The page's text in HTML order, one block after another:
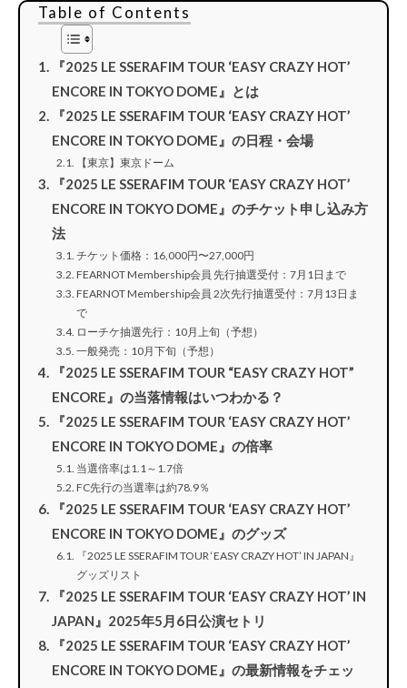
Table of Contents
『2025 LE SSERAFIM TOUR ‘EASY CRAZY HOT’
ENCORE IN TOKYO DOME』とは
『2025 LE SSERAFIM TOUR ‘EASY CRAZY HOT’
ENCORE IN TOKYO DOME』の日程・会場
【東京】東京ドーム
『2025 LE SSERAFIM TOUR ‘EASY CRAZY HOT’
ENCORE IN TOKYO DOME』のチケット申し込み方
法
チケット価格：16,000円〜27,000円
FEARNOT Membership会員 先行抽選受付：7月1日まで
FEARNOT Membership会員 2次先行抽選受付：7月13日ま
で
ローチケ抽選先行：10月上旬（予想）
一般発売：10月下旬（予想）
『2025 LE SSERAFIM TOUR “EASY CRAZY HOT”
ENCORE』の当落情報はいつわかる？
『2025 LE SSERAFIM TOUR ‘EASY CRAZY HOT’
ENCORE IN TOKYO DOME』の倍率
当選倍率は1.1～1.7倍
FC先行の当選率は約78.9％
『2025 LE SSERAFIM TOUR ‘EASY CRAZY HOT’
ENCORE IN TOKYO DOME』のグッズ
『2025 LE SSERAFIM TOUR ‘EASY CRAZY HOT’ IN JAPAN』
グッズリスト
『2025 LE SSERAFIM TOUR ‘EASY CRAZY HOT’ IN
JAPAN』2025年5月6日公演セトリ
『2025 LE SSERAFIM TOUR ‘EASY CRAZY HOT’
ENCORE IN TOKYO DOME』の最新情報をチェッ